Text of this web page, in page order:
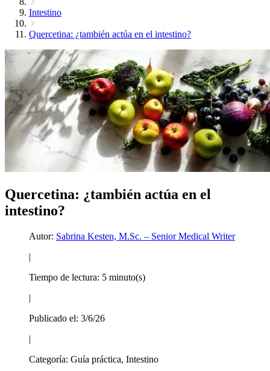
Intestino
Quercetina: ¿también actúa en el intestino?
Quercetina: ¿también actúa en el
intestino?
Autor: Sabrina Kesten, M.Sc. – Senior Medical Writer
|
Tiempo de lectura: 5 minuto(s)
|
Publicado el: 3/6/26
|
Categoría: Guía práctica, Intestino